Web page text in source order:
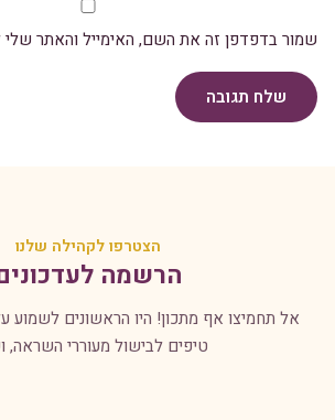
שמור בדפדפן זה את השם, האימייל והאתר
שלח תגובה
הצטרפו לקהילה שלנו
הרשמה
אל תחמיצו אף מתכון! היו הראשונים לשמוע
טיפים לבישול מעוררי השראה,